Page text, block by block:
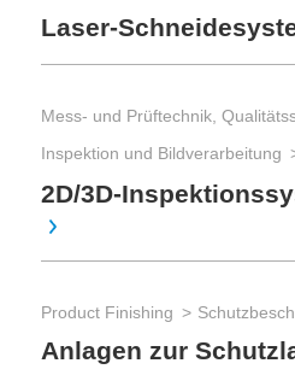
Laser-
Mess- und Prüftechnik,
Inspektion und Bildverarbeitung
2D/3D-
Product Finishing
Anlagen zur